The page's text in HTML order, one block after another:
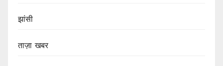
झांसी
ताज़ा खबर